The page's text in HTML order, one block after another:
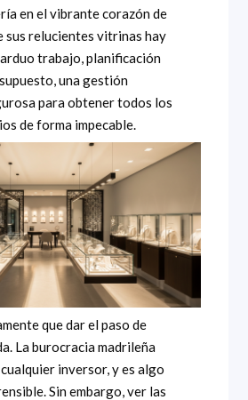
en el vibrante corazón de
sus relucientes vitrinas hay
arduo trabajo, planificación
una gestión
para obtener todos los
de forma impecable.
que dar el paso de
La burocracia madrileña
inversor, y es algo
Sin embargo, ver las